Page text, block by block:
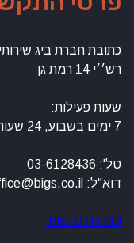
כתובת חברת ביג
רש׳׳י 14 רמת גן
שעות פעילות:
7 ימים בשבוע, 24 שעות ביממה
טל': 03-6128436
דוא"ל: office@bigs.co.il
הצהרת נגישות